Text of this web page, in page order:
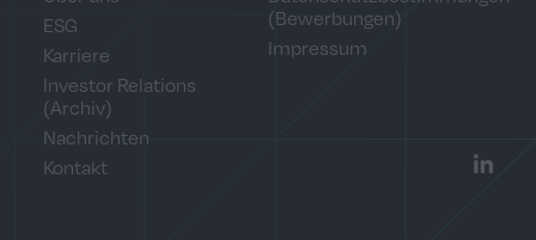
ESG
Karriere
Investor Relations
(Archiv)
Nachrichten
Kontakt
(Bewerbungen)
Impressum